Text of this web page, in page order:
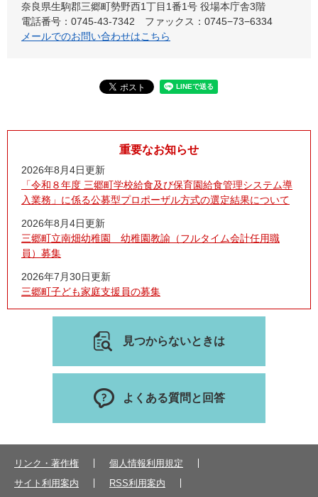
奈良県生駒郡三郷町勢野西1丁目1番1号 役場本庁舎3階
電話番号：0745-43-7342
ファックス：0745−73−6334
メールでのお問い合わせはこちら
重要なお知らせ
2026年8月4日更新
「令和８年度 三郷町学校給食及び保育園給食管理システム導
入業務」に係る公募型プロポーザル方式の選定結果について
2026年8月4日更新
三郷町立南畑幼稚園 幼稚園教諭（フルタイム会計任用職
員）募集
2026年7月30日更新
三郷町子ども家庭支援員の募集
見つからないときは
よくある質問と回答
リンク・著作権
個人情報利用規定
サイト利用案内
RSS利用案内